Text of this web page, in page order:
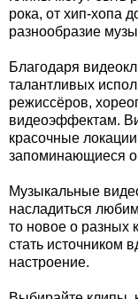
рока, от хип-хопа
разнообразие
Благодаря
талантливых
режиссёров,
видеоэффектам.
красочные
запоминающиеся
Музыкальные
насладиться
то новое о разных
стать источником
настроение.